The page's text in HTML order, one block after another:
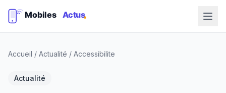
Accueil / Actualité / Accessibilite
Actualité